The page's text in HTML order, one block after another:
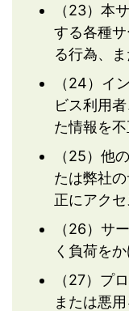
（23）本
する各種
る行為、
（24）イ
ビス利用
た情報を
（25）他
たは弊社
正にアク
（26）サ
く負荷を
（27）プ
または悪